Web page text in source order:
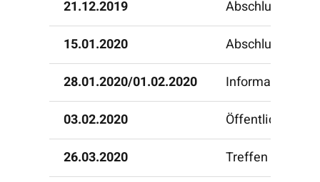
21.12.2019
Abschluss des
15.01.2020
28.01.2020/01.02.2020
03.02.2020
Öffentliche
26.03.2020
Treffen der